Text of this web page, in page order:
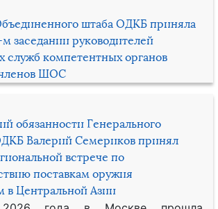
штаба ОДКБ приняла
м заседании руководителей
служб компетентных органов
ШОС
обязанности Генерального
Валерий Семериков принял
встрече по
поставкам оружия
в Центральной Азии